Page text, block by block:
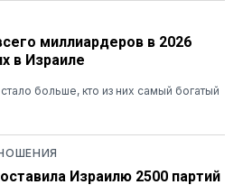
миллиардеров в 2026
в Израиле
больше, кто из них самый богатый
Израилю 2500 партий